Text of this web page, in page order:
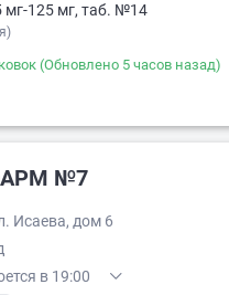
мг-125 мг, таб. №14
(Обновлено 5 часов назад)
№7
Исаева, дом 6
в 19:00